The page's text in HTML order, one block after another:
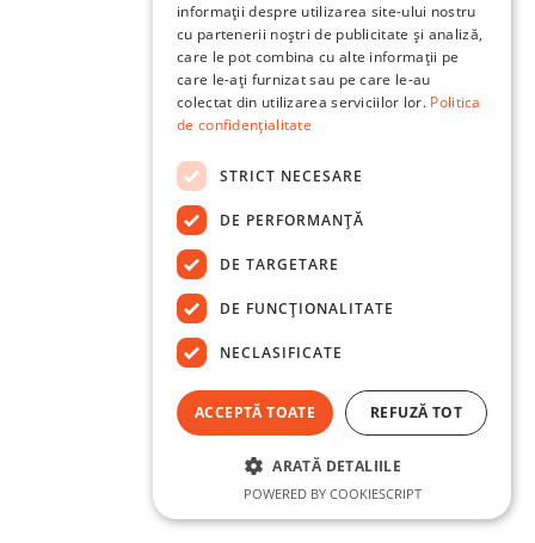
informații despre utilizarea site-ului nostru
cu partenerii noștri de publicitate și analiză,
care le pot combina cu alte informații pe
care le-ați furnizat sau pe care le-au
colectat din utilizarea serviciilor lor. Politica
de confidențialitate
STRICT NECESARE
DE PERFORMANȚĂ
DE TARGETARE
DE FUNCŢIONALITATE
NECLASIFICATE
ACCEPTĂ TOATE REFUZĂ TOT
ARATĂ DETALIILE
POWERED BY COOKIESCRIPT